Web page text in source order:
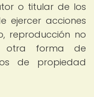
o titular de los
ejercer acciones
reproducción no
otra forma de
de propiedad